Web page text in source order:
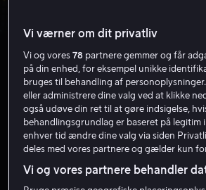
Abominable Christmas
5.1 2012 42 min
Tilladt for
HD
Vi værner om dit privatliv
Vi og vores78 partnere gemmer og får
på din enhed, for eksempel unikke
bruges til behandling af
eller administrere dine valg ved at klikke
også udøve din ret til at gøre indsigelse,
behandlingsgrundlag er baseret på legitim
enhver tid ændre dine valg via siden
deles med vores partnere og gælder kun
Vi og vores partnere behandler